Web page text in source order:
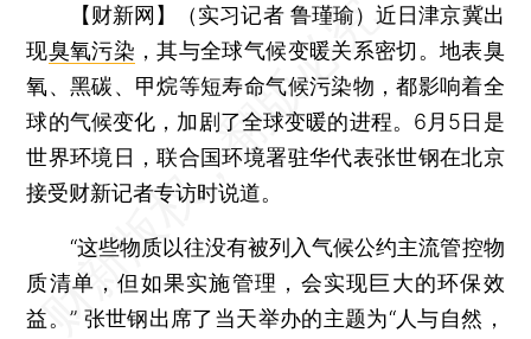
【财新网】（实习记者 鲁瑾瑜）近日津京冀出
现臭氧污染 ，其与全球气候变暖关系密切。地表臭
氧、黑碳、甲烷等短寿命气候污染物，都影响着全
球的气候变化，加剧了全球变暖的进程。6月5日是
世界环境日，联合国环境署驻华代表张世钢在北京
接受财新记者专访时说道。
“这些物质以往没有被列入气候公约主流管控物
质清单，但如果实施管理，会实现巨大的环保效
益。” 张世钢出席了当天举办的主题为“人与自然，